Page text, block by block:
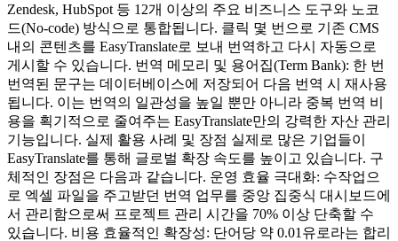
Zendesk, HubSpot 등 12개 이상의 주요 비즈니스 도구와 노코
드(No-code) 방식으로 통합됩니다. 클릭 몇 번으로 기존 CMS
내의 콘텐츠를 EasyTranslate로 보내 번역하고 다시 자동으로
게시할 수 있습니다. 번역 메모리 및 용어집(Term Bank): 한 번
번역된 문구는 데이터베이스에 저장되어 다음 번역 시 재사용
됩니다. 이는 번역의 일관성을 높일 뿐만 아니라 중복 번역 비
용을 획기적으로 줄여주는 EasyTranslate만의 강력한 자산 관리
기능입니다. 실제 활용 사례 및 장점 실제로 많은 기업들이
EasyTranslate를 통해 글로벌 확장 속도를 높이고 있습니다. 구
체적인 장점은 다음과 같습니다. 운영 효율 극대화: 수작업으
로 엑셀 파일을 주고받던 번역 업무를 중앙 집중식 대시보드에
서 관리함으로써 프로젝트 관리 시간을 70% 이상 단축할 수
있습니다. 비용 효율적인 확장성: 단어당 약 0.01유로라는 합리